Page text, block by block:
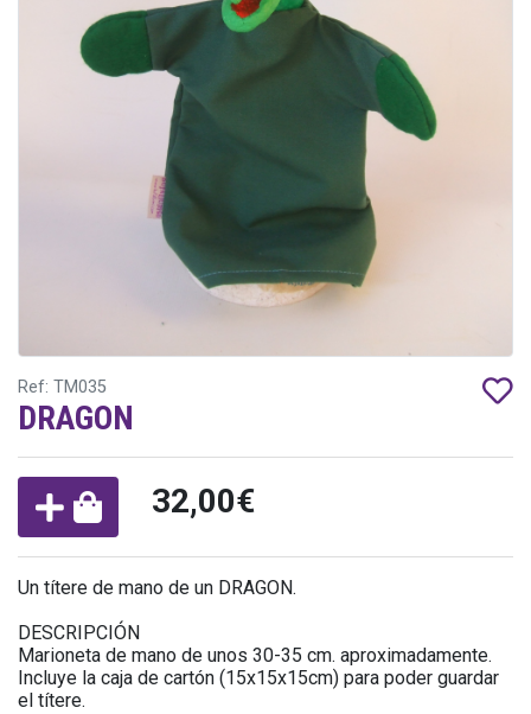
Ref: TM035
DRAGON
32,00€
Un títere de mano de un DRAGON.
DESCRIPCIÓN
Marioneta de mano de unos 30-35 cm. aproximadamente.
Incluye la caja de cartón (15x15x15cm) para poder guardar
el títere.